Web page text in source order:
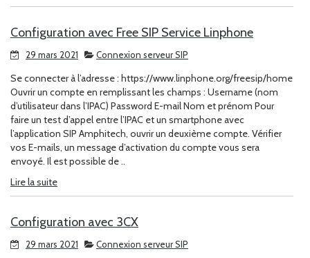
Configuration avec Free SIP Service Linphone
29 mars 2021 Connexion serveur SIP
Se connecter à l’adresse : https://www.linphone.org/freesip/home
Ouvrir un compte en remplissant les champs : Username (nom
d’utilisateur dans l’IPAC) Password E-mail Nom et prénom Pour
faire un test d’appel entre l’IPAC et un smartphone avec
l’application SIP Amphitech, ouvrir un deuxième compte. Vérifier
vos E-mails, un message d’activation du compte vous sera
envoyé. Il est possible de ..
Lire la suite
Configuration avec 3CX
29 mars 2021 Connexion serveur SIP